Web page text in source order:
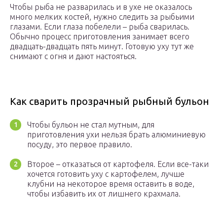
Чтобы рыба не разварилась и в ухе не оказалось
много мелких костей, нужно следить за рыбьими
глазами. Если глаза побелели – рыба сварилась.
Обычно процесс приготовления занимает всего
двадцать-двадцать пять минут. Готовую уху тут же
снимают с огня и дают настояться.
Как сварить прозрачный рыбный бульон
Чтобы бульон не стал мутным, для
приготовления ухи нельзя брать алюминиевую
посуду, это первое правило.
Второе – отказаться от картофеля. Если все-таки
хочется готовить уху с картофелем, лучше
клубни на некоторое время оставить в воде,
чтобы избавить их от лишнего крахмала.